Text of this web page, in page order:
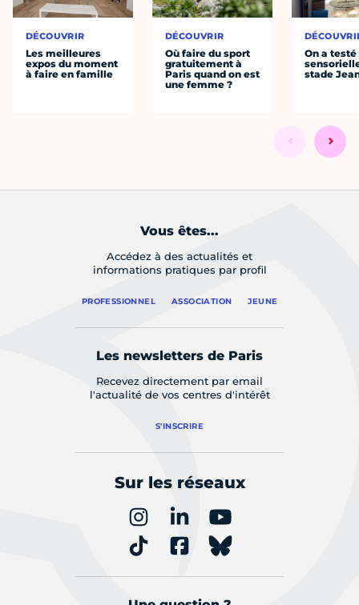
DÉCOUVRIR
Les meilleures
expos du moment
à faire en famille
DÉCOUVRIR
Où faire du sport
gratuitement à
Paris quand on est
une femme ?
On a
stade
Vous êtes...
Accédez à des actualités et
informations pratiques par profil
PROFESSIONNEL ASSOCIATION JEUNE
Les newsletters de Paris
Recevez directement par email
l'actualité de vos centres d'intérêt
S'INSCRIRE
Sur les réseaux